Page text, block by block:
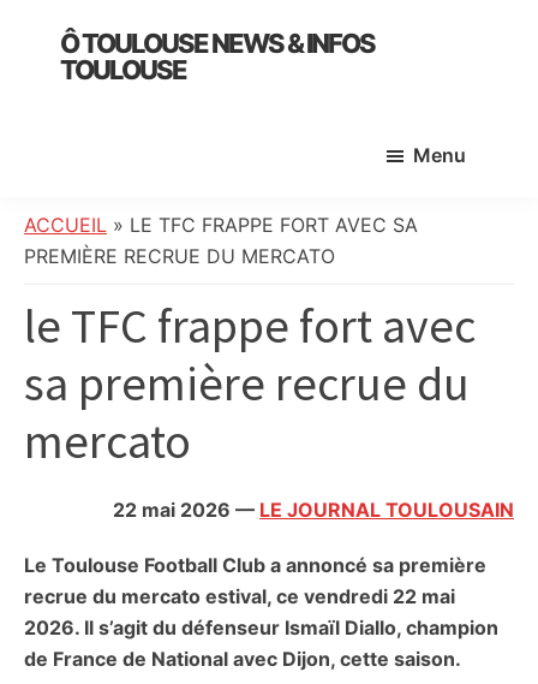
primary
Ô TOULOUSE NEWS & INFOS
TOULOUSE
:
info
société,
culture,
politique,
météo,
faits
citoyennes
Menu
ACCUEIL » LE TFC FRAPPE FORT AVEC SA
PREMIÈRE RECRUE DU MERCATO
le TFC frappe fort avec
sa première recrue du
mercato
22 mai 2026 — LE JOURNAL TOULOUSAIN
Le Toulouse Football Club a annoncé sa première
recrue du mercato estival, ce vendredi 22 mai
2026. Il s’agit du défenseur Ismaïl Diallo, champion
de France de National avec Dijon, cette saison.